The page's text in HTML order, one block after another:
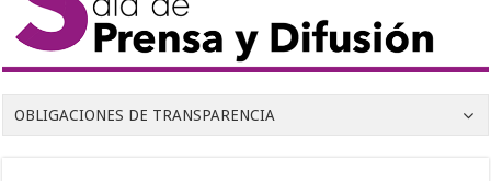
OBLIGACIONES DE TRANSPARENCIA